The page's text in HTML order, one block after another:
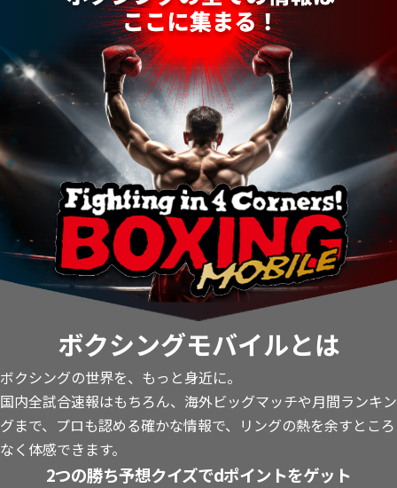
ボクシングモバイルとは
ボクシングの世界を、もっと身近に。
国内全試合速報はもちろん、海外ビッグマッチや月間ランキン
グまで、プロも認める確かな情報で、リングの熱を余すところ
なく体感できます。
2つの勝ち予想クイズでdポイントをゲット